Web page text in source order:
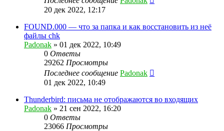
20 дек 2022, 12:17
FOUND.000 — что за папка и как восстановить из неё
файлы chk
Padonak » 01 дек 2022, 10:49
0 Ответы
29262 Просмотры
Последнее сообщение Padonak
01 дек 2022, 10:49
Thunderbird: письма не отображаются во входящих
Padonak » 21 сен 2022, 16:20
0 Ответы
23066 Просмотры